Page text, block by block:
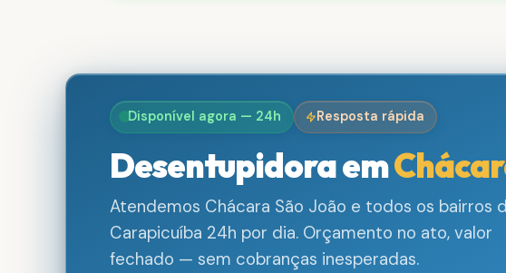
Disponível agora — 24h Resposta rápida
Desentupidora em
Atendemos Chácara São João e todos os bairros
Carapicuíba 24h por dia. Orçamento no ato, valor
fechado — sem cobranças inesperadas.